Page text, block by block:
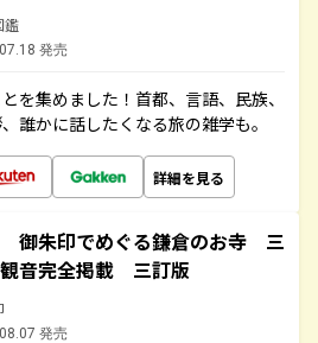
鑑
発売
を集めました！首都、言語、民族、
誰かに話したくなる旅の雑学も。
詳細を見る
御朱印でめぐる鎌倉のお寺 三
音完全掲載 三訂版
発売